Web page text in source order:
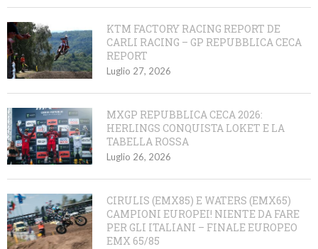
KTM FACTORY RACING REPORT DE
CARLI RACING – GP REPUBBLICA CECA
REPORT
Luglio 27, 2026
MXGP REPUBBLICA CECA 2026:
HERLINGS CONQUISTA LOKET E LA
TABELLA ROSSA
Luglio 26, 2026
CIRULIS (EMX85) E WATERS (EMX65)
CAMPIONI EUROPEI! NIENTE DA FARE
PER GLI ITALIANI – FINALE EUROPEO
EMX 65/85